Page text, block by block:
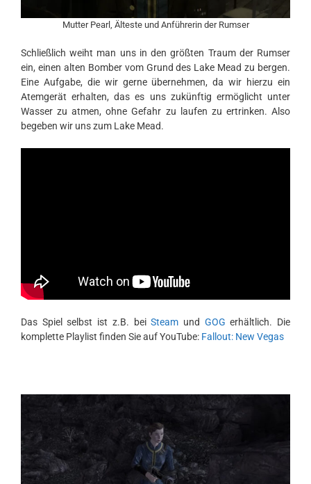
Mutter Pearl, Älteste und Anführerin der Rumser
Schließlich weiht man uns in den größten Traum der Rumser
ein, einen alten Bomber vom Grund des Lake Mead zu bergen.
Eine Aufgabe, die wir gerne übernehmen, da wir hierzu ein
Atemgerät erhalten, das es uns zukünftig ermöglicht unter
Wasser zu atmen, ohne Gefahr zu laufen zu ertrinken. Also
begeben wir uns zum Lake Mead.
Das Spiel selbst ist z.B. beiSteam und GOG erhältlich. Die
komplette Playlist finden Sie auf YouTube: Fallout: New Vegas